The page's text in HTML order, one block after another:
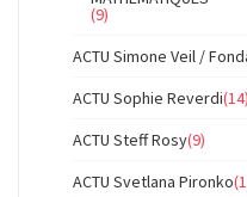
(9)
ACTU Simone Veil /
ACTU Sophie Reverdi(14)
ACTU Steff Rosy(9)
ACTU Svetlana Pironko